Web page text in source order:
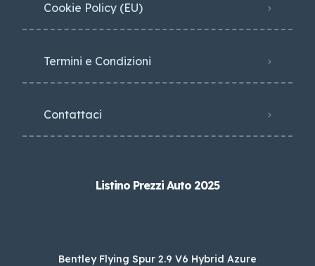
Cookie Policy (EU)
Termini e Condizioni
Contattaci
Listino Prezzi Auto 2025
Bentley Flying Spur 2.9 V6 Hybrid Azure